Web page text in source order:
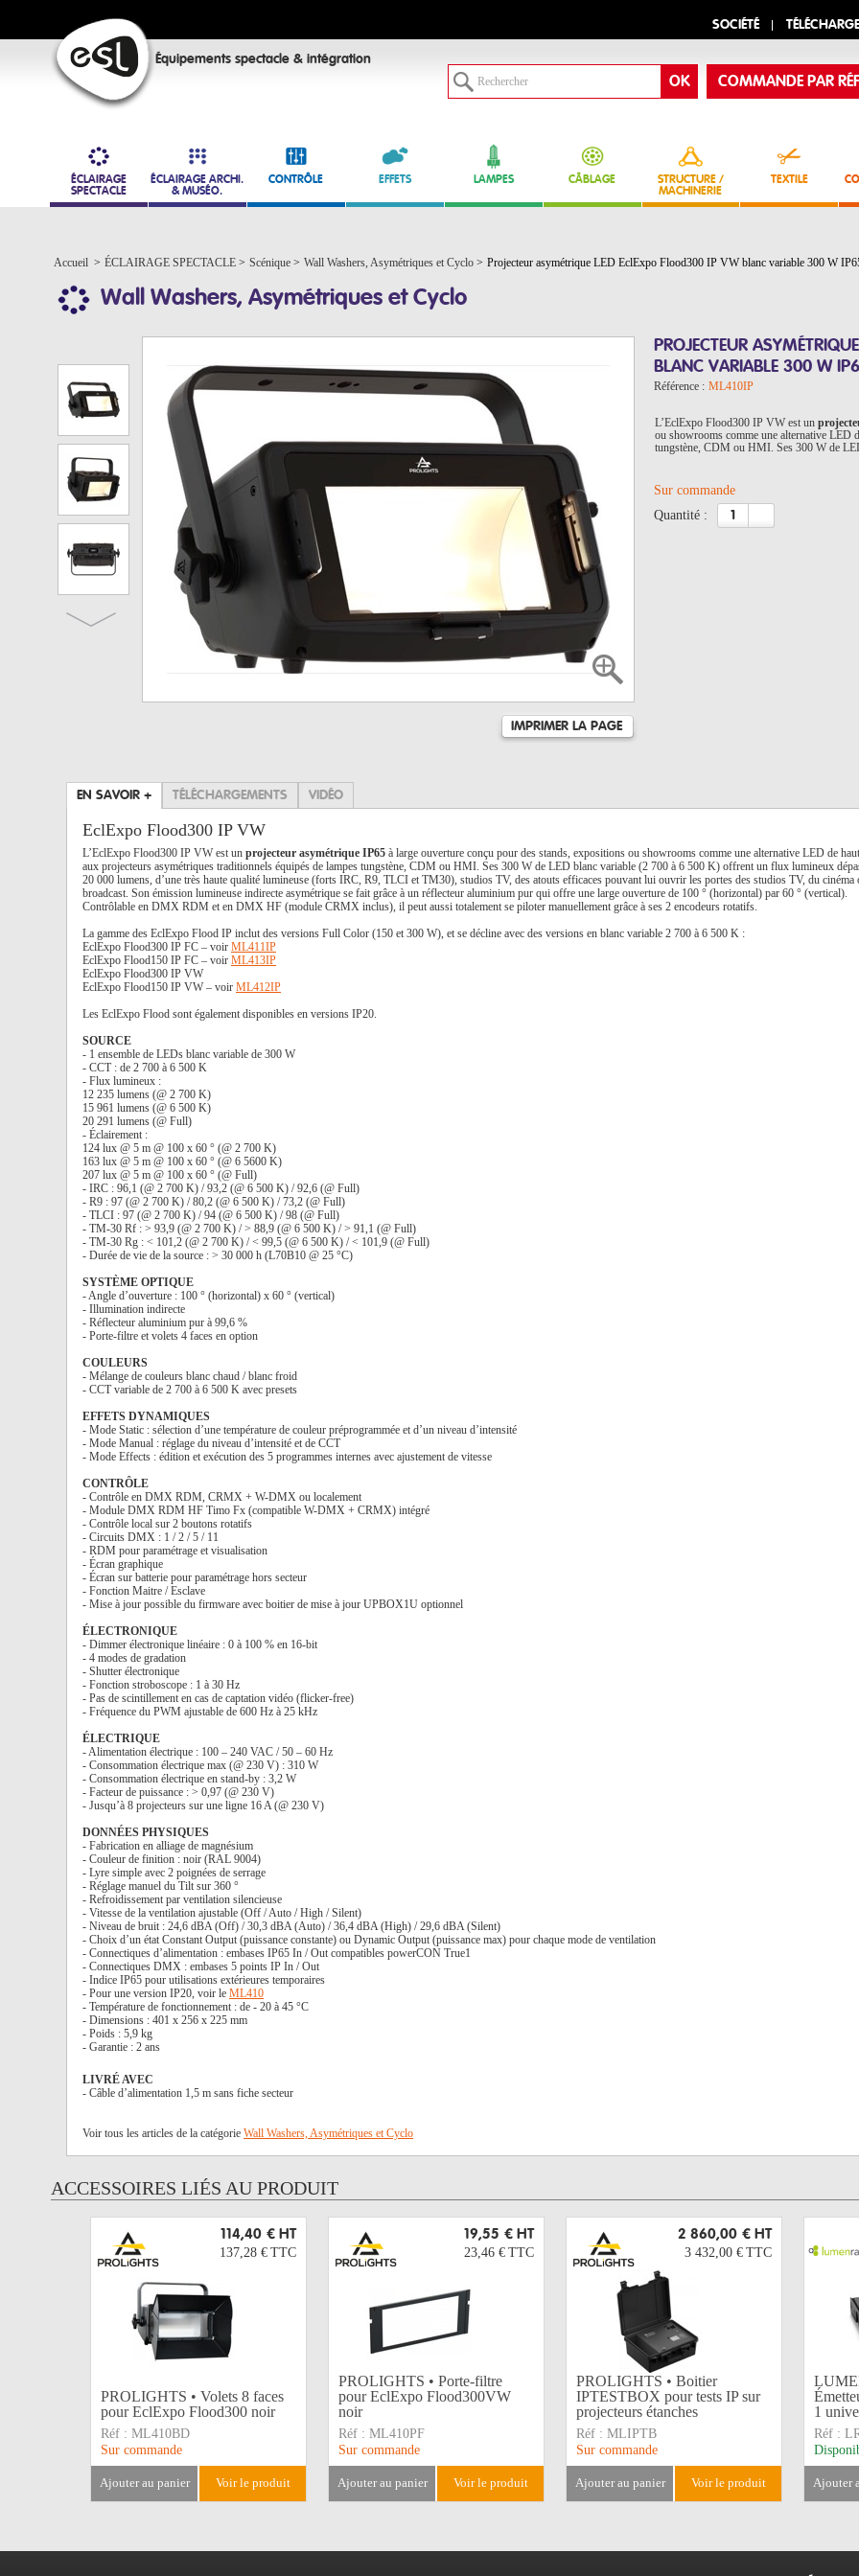
SOCIÉTÉ
Équipements spectacle & intégration
COMMANDE PAR
ÉCLAIRAGE
SPECTACLE
ÉCLAIRAGE ARCHI.
& MUSÉO.
CONTRÔLE EFFETS LAMPES CÂBLAGE
STRUCTURE /
MACHINERIE
TEXTILE
Accueil > ÉCLAIRAGE SPECTACLE > Scénique > Wall Washers, Asymétriques et Cyclo > Projecteur asymétrique LED EclExpo Flood300 IP VW blanc variable 300 W
Wall Washers, Asymétriques et Cyclo
IMPRIMER LA PAGE
PROJECTEUR
BLANC VARIABLE 300 W
Référence : ML410IP
L’EclExpo Flood300 IP VW est un
ou showrooms comme une alternative LED
tungstène, CDM ou HMI. Ses 300 W de
Sur commande
quantité :
EN SAVOIR + TÉLÉCHARGEMENTS VIDÉO
EclExpo Flood300 IP VW
L’EclExpo Flood300 IP VW est un projecteur asymétrique IP65 à large ouverture conçu pour des stands, expositions ou showrooms comme une alternative LED de
aux projecteurs asymétriques traditionnels équipés de lampes tungstène, CDM ou HMI. Ses 300 W de LED blanc variable (2 700 à 6 500 K) offrent un flux lumineux
20 000 lumens, d’une très haute qualité lumineuse (forts IRC, R9, TLCI et TM30), studios TV, des atouts efficaces pouvant lui ouvrir les portes des studios TV, du cinéma
broadcast. Son émission lumineuse indirecte asymétrique se fait grâce à un réflecteur aluminium pur qui offre une large ouverture de 100 ° (horizontal) par 60 ° (vertical).
Contrôlable en DMX RDM et en DMX HF (module CRMX inclus), il peut aussi totalement se piloter manuellement grâce à ses 2 encodeurs rotatifs.
La gamme des EclExpo Flood IP inclut des versions Full Color (150 et 300 W), et se décline avec des versions en blanc variable 2 700 à 6 500 K :
EclExpo Flood300 IP FC – voir ML411IP
EclExpo Flood150 IP FC – voir ML413IP
EclExpo Flood300 IP VW
EclExpo Flood150 IP VW – voir ML412IP
Les EclExpo Flood sont également disponibles en versions IP20.
SOURCE
- 1 ensemble de LEDs blanc variable de 300 W
- CCT : de 2 700 à 6 500 K
- Flux lumineux :
12 235 lumens (@ 2 700 K)
15 961 lumens (@ 6 500 K)
20 291 lumens (@ Full)
- Éclairement :
124 lux @ 5 m @ 100 x 60 ° (@ 2 700 K)
163 lux @ 5 m @ 100 x 60 ° (@ 6 5600 K)
207 lux @ 5 m @ 100 x 60 ° (@ Full)
- IRC : 96,1 (@ 2 700 K) / 93,2 (@ 6 500 K) / 92,6 (@ Full)
- R9 : 97 (@ 2 700 K) / 80,2 (@ 6 500 K) / 73,2 (@ Full)
- TLCI : 97 (@ 2 700 K) / 94 (@ 6 500 K) / 98 (@ Full)
- TM-30 Rf : > 93,9 (@ 2 700 K) / > 88,9 (@ 6 500 K) / > 91,1 (@ Full)
- TM-30 Rg : < 101,2 (@ 2 700 K) / < 99,5 (@ 6 500 K) / < 101,9 (@ Full)
- Durée de vie de la source : > 30 000 h (L70B10 @ 25 °C)
SYSTÈME OPTIQUE
- Angle d’ouverture : 100 ° (horizontal) x 60 ° (vertical)
- Illumination indirecte
- Réflecteur aluminium pur à 99,6 %
- Porte-filtre et volets 4 faces en option
COULEURS
- Mélange de couleurs blanc chaud / blanc froid
- CCT variable de 2 700 à 6 500 K avec presets
EFFETS DYNAMIQUES
- Mode Static : sélection d’une température de couleur préprogrammée et d’un niveau d’intensité
- Mode Manual : réglage du niveau d’intensité et de CCT
- Mode Effects : édition et exécution des 5 programmes internes avec ajustement de vitesse
CONTRÔLE
- Contrôle en DMX RDM, CRMX + W-DMX ou localement
- Module DMX RDM HF Timo Fx (compatible W-DMX + CRMX) intégré
- Contrôle local sur 2 boutons rotatifs
- Circuits DMX : 1 / 2 / 5 / 11
- RDM pour paramétrage et visualisation
- Écran graphique
- Écran sur batterie pour paramétrage hors secteur
- Fonction Maitre / Esclave
- Mise à jour possible du firmware avec boitier de mise à jour UPBOX1U optionnel
ÉLECTRONIQUE
- Dimmer électronique linéaire : 0 à 100 % en 16-bit
- 4 modes de gradation
- Shutter électronique
- Fonction stroboscope : 1 à 30 Hz
- Pas de scintillement en cas de captation vidéo (flicker-free)
- Fréquence du PWM ajustable de 600 Hz à 25 kHz
ÉLECTRIQUE
- Alimentation électrique : 100 – 240 VAC / 50 – 60 Hz
- Consommation électrique max (@ 230 V) : 310 W
- Consommation électrique en stand-by : 3,2 W
- Facteur de puissance : > 0,97 (@ 230 V)
- Jusqu’à 8 projecteurs sur une ligne 16 A (@ 230 V)
DONNÉES PHYSIQUES
- Fabrication en alliage de magnésium
- Couleur de finition : noir (RAL 9004)
- Lyre simple avec 2 poignées de serrage
- Réglage manuel du Tilt sur 360 °
- Refroidissement par ventilation silencieuse
- Vitesse de la ventilation ajustable (Off / Auto / High / Silent)
- Niveau de bruit : 24,6 dBA (Off) / 30,3 dBA (Auto) / 36,4 dBA (High) / 29,6 dBA (Silent)
- Choix d’un état Constant Output (puissance constante) ou Dynamic Output (puissance max) pour chaque mode de ventilation
- Connectiques d’alimentation : embases IP65 In / Out compatibles powerCON True1
- Connectiques DMX : embases 5 points IP In / Out
- Indice IP65 pour utilisations extérieures temporaires
- Pour une version IP20, voir le ML410
- Température de fonctionnement : de - 20 à 45 °C
- Dimensions : 401 x 256 x 225 mm
- Poids : 5,9 kg
- Garantie : 2 ans
LIVRÉ AVEC
- Câble d’alimentation 1,5 m sans fiche secteur
Voir tous les articles de la catégorie Wall Washers, Asymétriques et Cyclo
ACCESSOIRES LIÉS AU PRODUIT
114,40 € HT
137,28 € TTC
PROLIGHTS • Volets 8 faces
pour EclExpo Flood300 noir
Réf : ML410BD
Sur commande
ajouter au panier voir le produit
19,55 € HT
23,46 € TTC
PROLIGHTS • Porte-filtre
pour EclExpo Flood300VW
noir
Réf : ML410PF
Sur commande
ajouter au panier voir le produit
2 860,00 € HT
3 432,00 € TTC
PROLIGHTS • Boitier
IPTESTBOX pour tests IP sur
projecteurs étanches
Réf : MLIPTB
Sur commande
ajouter au panier voir le produit
1
Réf :
ajouter